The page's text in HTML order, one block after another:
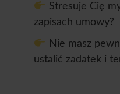
Stresuje Cię
zapisach umowy?
Nie masz
ustalić zadatek i